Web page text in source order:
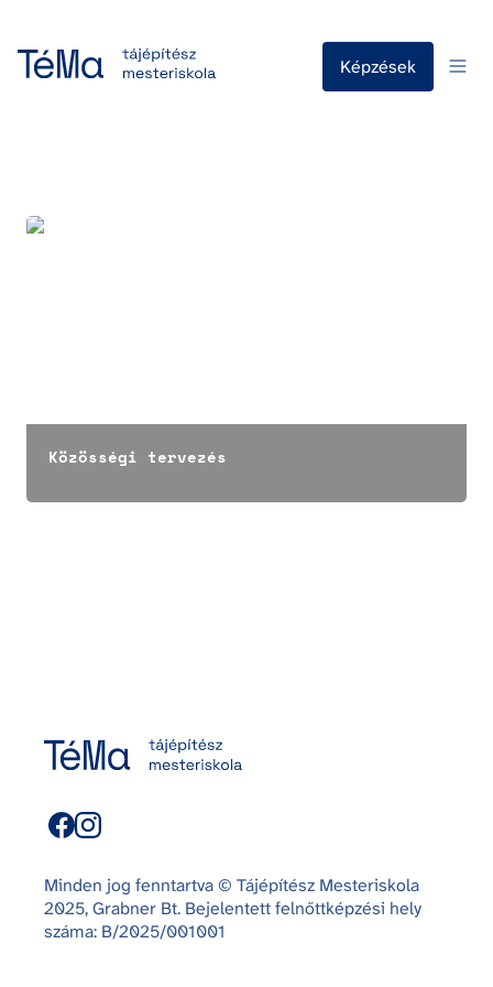
Képzések
Közösségi tervezés
Közösségi tervezés
Minden jog fenntartva © Tájépítész Mesteriskola
2025, Grabner Bt. Bejelentett felnőttképzési hely
száma: B/2025/001001